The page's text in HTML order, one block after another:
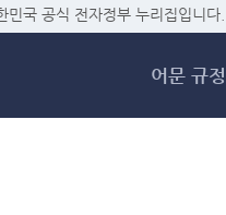
메
민국 공식 전자정부 누리집입니다.
어문 규정